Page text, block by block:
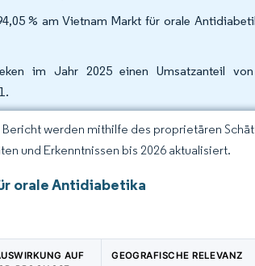
% am Vietnam Markt für orale
im Jahr 2025 einen Umsatzanteil
werden mithilfe des proprietären
und Erkenntnissen bis 2026 aktualisiert.
orale Antidiabetika
AUF
GEOGRAFISCHE RELEVANZ